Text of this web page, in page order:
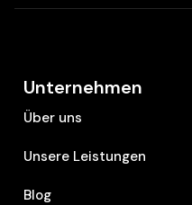
Unternehmen
Über uns
Unsere Leistungen
Blog